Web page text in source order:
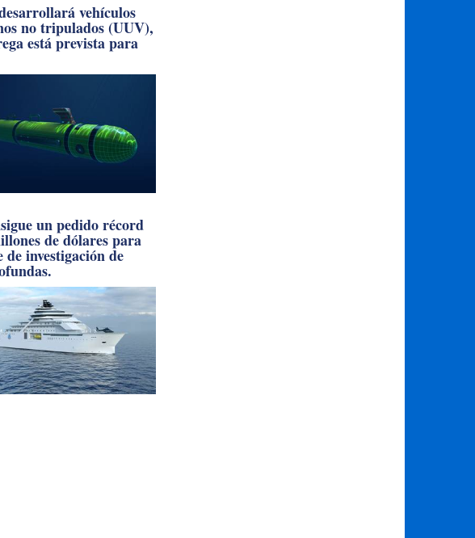
vehículos
no tripulados (UUV),
está prevista para
un pedido récord
de dólares para
de investigación de